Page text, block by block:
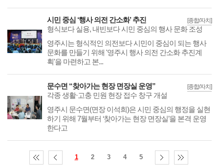
[종합/자치]
시민 중심 ‘행사 의전 간소화’ 추진
형식보다 실용, 내빈보다 시민 중심의 행사 문화 조성
영주시는 형식적인 의전보다 시민이 중심이 되는 행사
문화를 만들기 위해 '영주시 행사 의전 간소화 추진계
획'을 마련하고 본...
[종합/자치]
문수면 “찾아가는 현장 면장실 운영”
각종 생활·고충 민원 현장 접수 창구 개설
영주시 문수면(면장 이석희)은 시민 중심의 행정을 실현
하기 위해 7월부터 ‘찾아가는 현장 면장실’을 본격 운영
한다고
1 2 3 4 5